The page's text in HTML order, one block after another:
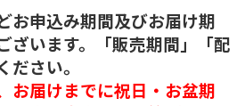
お申込み期間及びお届け期
ざいます。「販売期間」「配
さい。
お届けまでに祝日・お盆期